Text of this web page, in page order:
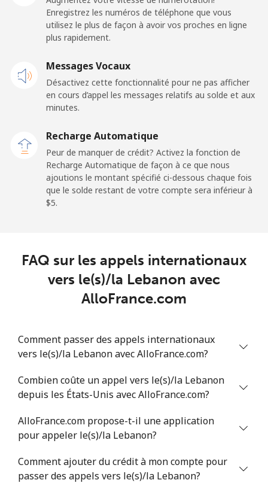
Ligne fixe ⁦69.9¢⁩ 7 min pour ⁦$5⁩
⁦48.5¢⁩
Ligne fixe
Mobile ⁦39.9¢⁩ 12 min pour ⁦$5⁩
Liechtenstein
Ligne fixe 34 min pour ⁦$5⁩
Lithuania
⁦4.9¢⁩
⁦$5⁩
Ligne fixe ⁦29.5¢⁩ 16 min pour ⁦$5⁩
Mobile ⁦26.5¢⁩ 18 min pour ⁦$5⁩ ⁦13¢⁩
Enregistrez les numéros de téléphone que vous
utilisez le plus de façon à avoir vos proches en ligne
plus rapidement.
Messages Vocaux
Désactivez cette fonctionnalité pour ne pas afficher
en cours d’appel les messages relatifs au solde et aux
minutes.
Recharge Automatique
Peur de manquer de crédit? Activez la fonction de
Recharge Automatique de façon à ce que nous
ajoutions le montant spécifié ci-dessous chaque fois
que le solde restant de votre compte sera inférieur à
⁦$5⁩.
FAQ sur les appels internationaux
vers le(s)/la Lebanon avec
AlloFrance.com
Comment passer des appels internationaux
vers le(s)/la Lebanon avec AlloFrance.com?
Combien coûte un appel vers le(s)/la Lebanon
depuis les États-Unis avec AlloFrance.com?
AlloFrance.com propose-t-il une application
pour appeler le(s)/la Lebanon?
Comment ajouter du crédit à mon compte pour
passer des appels vers le(s)/la Lebanon?